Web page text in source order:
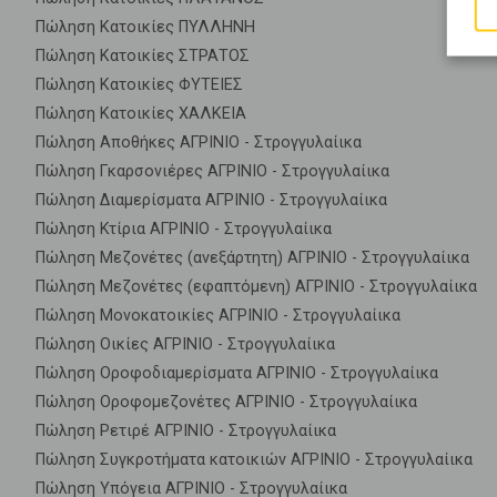
Πώληση Κατοικίες ΠΥΛΛΗΝΗ
Πώληση Κατοικίες ΣΤΡΑΤΟΣ
Πώληση Κατοικίες ΦΥΤΕΙΕΣ
Πώληση Κατοικίες ΧΑΛΚΕΙΑ
Πώληση Αποθήκες ΑΓΡΙΝΙΟ - Στρογγυλαίικα
Πώληση Γκαρσονιέρες ΑΓΡΙΝΙΟ - Στρογγυλαίικα
Πώληση Διαμερίσματα ΑΓΡΙΝΙΟ - Στρογγυλαίικα
Πώληση Κτίρια ΑΓΡΙΝΙΟ - Στρογγυλαίικα
Πώληση Μεζονέτες (ανεξάρτητη) ΑΓΡΙΝΙΟ - Στρογγυλαίικα
Πώληση Μεζονέτες (εφαπτόμενη) ΑΓΡΙΝΙΟ - Στρογγυλαίικα
Πώληση Μονοκατοικίες ΑΓΡΙΝΙΟ - Στρογγυλαίικα
Πώληση Οικίες ΑΓΡΙΝΙΟ - Στρογγυλαίικα
Πώληση Οροφοδιαμερίσματα ΑΓΡΙΝΙΟ - Στρογγυλαίικα
Πώληση Οροφομεζονέτες ΑΓΡΙΝΙΟ - Στρογγυλαίικα
Πώληση Ρετιρέ ΑΓΡΙΝΙΟ - Στρογγυλαίικα
Πώληση Συγκροτήματα κατοικιών ΑΓΡΙΝΙΟ - Στρογγυλαίικα
Πώληση Υπόγεια ΑΓΡΙΝΙΟ - Στρογγυλαίικα